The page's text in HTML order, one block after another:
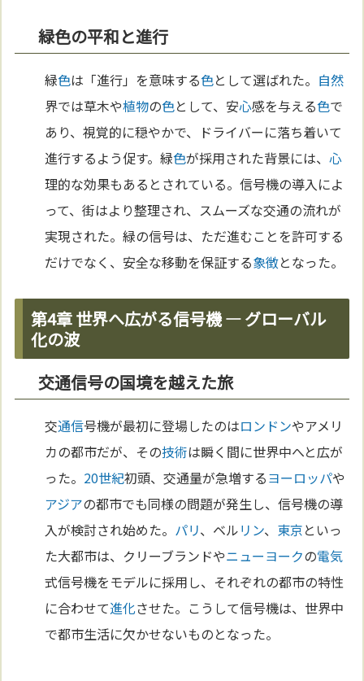
緑色の平和と進行
緑色は「進行」を意味する色として選ばれた。 自然
界では草木や植物の色として、安心感を与える色で
あり、視覚的に穏やかで、ドライバーに落ち着いて
進行するよう促す。緑色が採用された背景には、心
理的な効果もあるとされている。信号機の導入によ
って、街はより整理され、スムーズな交通の流れが
実現された。緑の信号は、ただ進むことを許可する
だけでなく、安全な移動を保証する象徴となった。
第4章 世界へ広がる信号機 — グローバル
化の波
交通信号の国境を越えた旅
交通信号機が最初に登場したのはロンドンやアメリ
カの都市だが、その技術は瞬く間に世界中へと広が
った。 20世紀初頭、交通量が急増するヨーロッパや
アジアの都市でも同様の問題が発生し、信号機の導
入が検討され始めた。 パリ、ベルリン、 東京といっ
た大都市は、クリーブランドやニューヨークの電気
式信号機をモデルに採用し、それぞれの都市の特性
に合わせて進化させた。こうして信号機は、世界中
で都市生活に欠かせないものとなった。